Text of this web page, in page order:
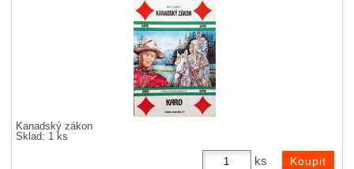
Kanadský zákon
Sklad: 1 ks
ks